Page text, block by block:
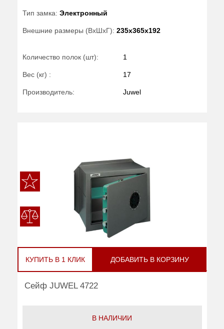
Тип замка: Электронный
Внешние размеры (ВхШхГ): 235x365x192
Количество полок (шт): 1
Вес (кг) : 17
Производитель: Juwel
КУПИТЬ В 1 КЛИК ДОБАВИТЬ В КОРЗИНУ
Сейф JUWEL 4722
В НАЛИЧИИ